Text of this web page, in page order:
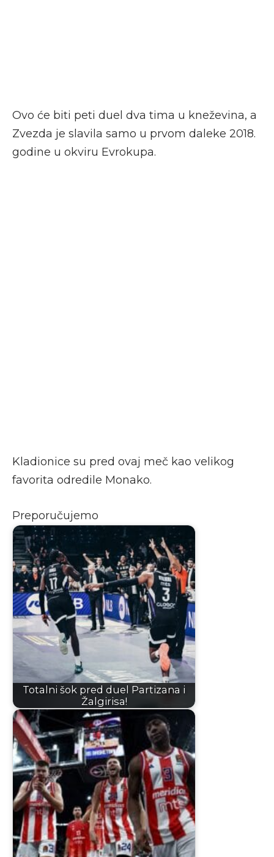
Ovo će biti peti duel dva tima u kneževina, a
Zvezda je slavila samo u prvom daleke 2018.
godine u okviru Evrokupa.
Kladionice su pred ovaj meč kao velikog
favorita odredile Monako.
Preporučujemo
Totalni šok pred duel Partizana i
Žalgirisa!